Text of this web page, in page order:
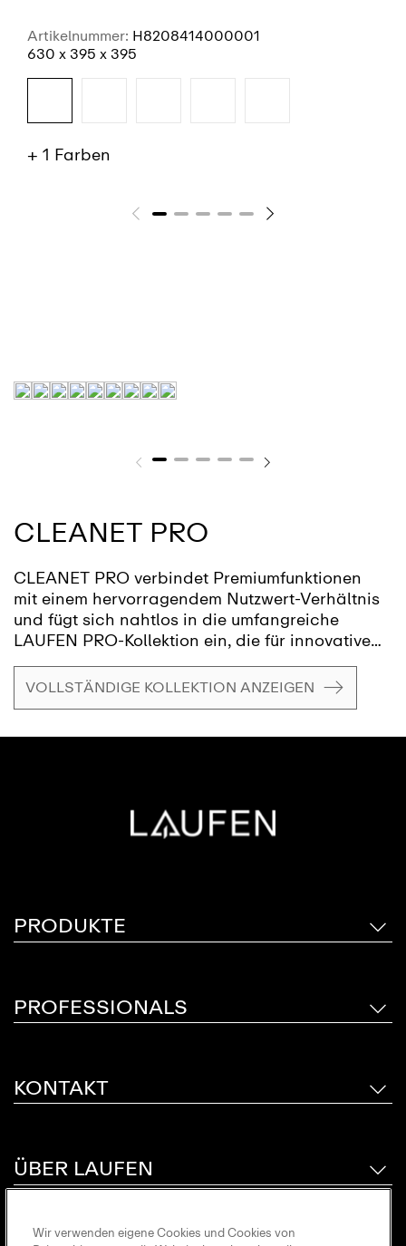
Artikelnummer: H8208414000001
630 x 395 x 395
+ 1 Farben
CLEANET PRO
CLEANET PRO verbindet Premiumfunktionen
mit einem hervorragendem Nutzwert-Verhältnis
und fügt sich nahtlos in die umfangreiche
LAUFEN PRO-Kollektion ein, die für innovatives
Design und Funktionalität bekannt ist. Mit
fortschrittlichen Funktionen wie der
SmartphoneIntegration und individuell
und Wohnkultur.
VOLLSTÄNDIGE KOLLEKTION ANZEIGEN
PRODUKTE
PROFESSIONALS
KONTAKT
ÜBER LAUFEN
Wir verwenden eigene Cookies und Cookies von